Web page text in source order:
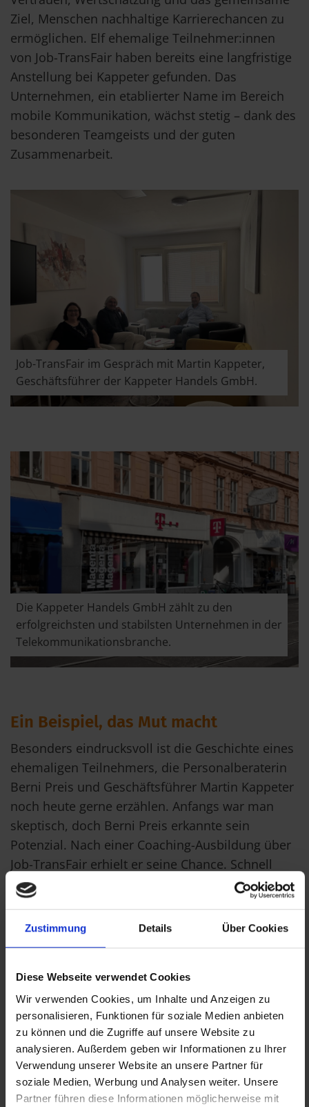
Zustimmung Details Über Cookies
Diese Webseite verwendet Cookies
Wir verwenden Cookies, um Inhalte und Anzeigen zu
personalisieren, Funktionen für soziale Medien anbieten
zu können und die Zugriffe auf unsere Website zu
analysieren. Außerdem geben wir Informationen zu Ihrer
Verwendung unserer Website an unsere Partner für
soziale Medien, Werbung und Analysen weiter. Unsere
Partner führen diese Informationen möglicherweise mit
Ziel, Menschen nachhaltige Karrierechancen zu
ermöglichen. Elf ehemalige Teilnehmer:innen
von Job-TransFair haben bereits eine langfristige
Anstellung bei Kappeter gefunden. Das
Unternehmen, ein etablierter Name im Bereich
mobile Kommunikation, wächst stetig – dank des
besonderen Teamgeists und der guten
Zusammenarbeit.
Job-TransFair im Gespräch mit Martin Kappeter,
Geschäftsführer der Kappeter Handels GmbH.
Die Kappeter Handels GmbH zählt zu den
erfolgreichsten und stabilsten Unternehmen in der
Telekommunikationsbranche.
Ein Beispiel, das Mut macht
Besonders eindrucksvoll ist die Geschichte eines
ehemaligen Teilnehmers, die Personalberaterin
Berni Preis und Geschäftsführer Martin Kappeter
noch heute gerne erzählen. Anfangs war man
skeptisch, doch Berni Preis erkannte sein
Potenzial. Nach einer Coaching-Ausbildung über
Job-TransFair erhielt er seine Chance. Schnell
zeigte er außergewöhnliches Talent im Umgang
mit Kund:innen, wurde zu einer tragenden Säule
des Vertriebsteams und zu einem Kollegen, auf
Erfolgsgeschichte – bis er kürzlich in den
wohlverdienten Ruhestand ging.
Warum Kappeter auf Job-TransFair
setzt
„Überlassungen sind für uns eine super Lösung“,